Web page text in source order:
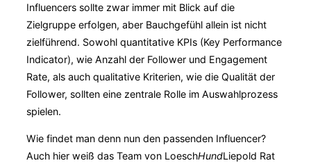
Influencers sollte zwar immer mit Blick auf die
Zielgruppe erfolgen, aber Bauchgefühl allein ist nicht
zielführend. Sowohl quantitative KPIs (Key Performance
Indicator), wie Anzahl der Follower und Engagement
Rate, als auch qualitative Kriterien, wie die Qualität der
Follower, sollten eine zentrale Rolle im Auswahlprozess
spielen.
Wie findet man denn nun den passenden Influencer?
Auch hier weiß das Team von LoeschHundLiepold Rat